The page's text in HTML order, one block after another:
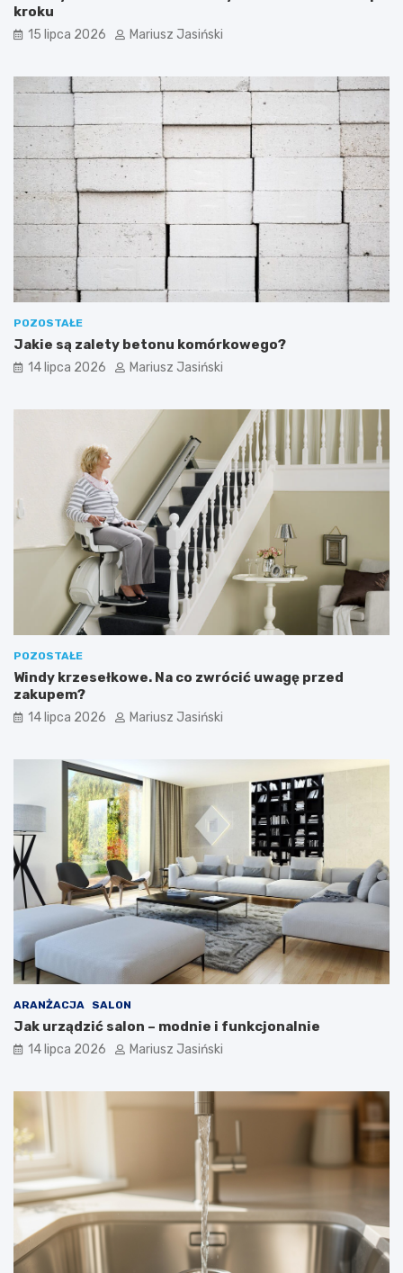
kroku
15 lipca 2026 Mariusz Jasiński
POZOSTAŁE
Jakie są zalety betonu komórkowego?
14 lipca 2026 Mariusz Jasiński
POZOSTAŁE
Windy krzesełkowe. Na co zwrócić uwagę przed
zakupem?
14 lipca 2026 Mariusz Jasiński
ARANŻACJA SALON
Jak urządzić salon – modnie i funkcjonalnie
14 lipca 2026 Mariusz Jasiński